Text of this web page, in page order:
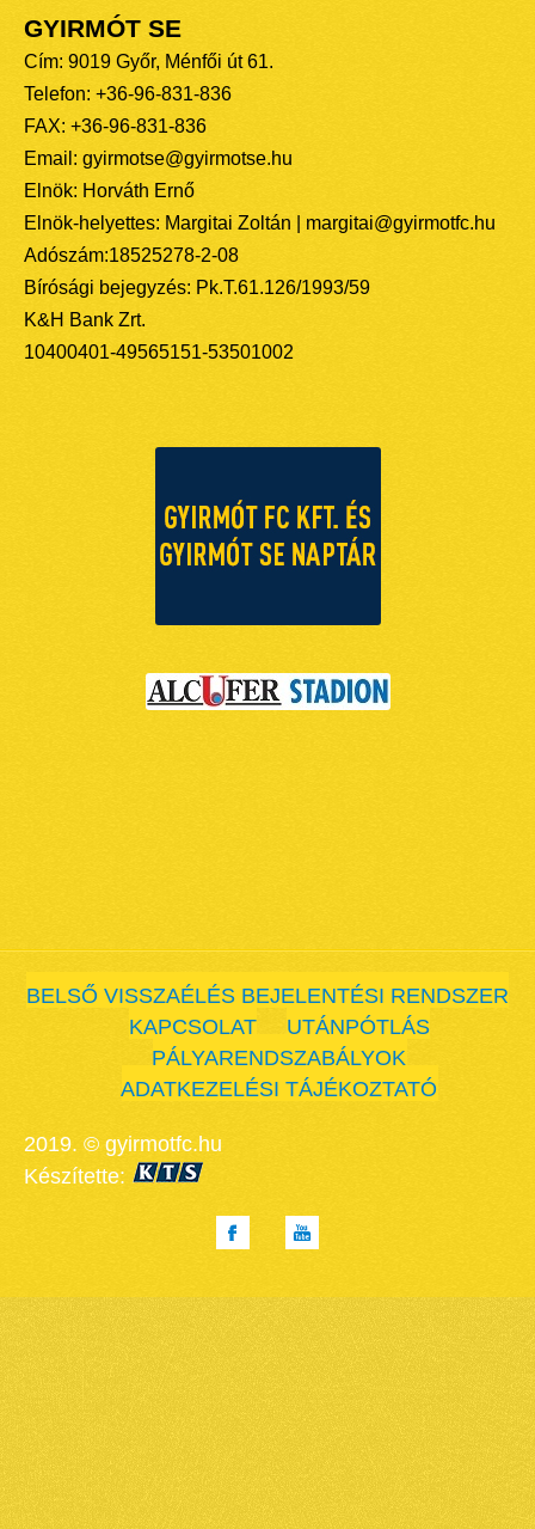
GYIRMÓT SE
Cím: 9019 Győr, Ménfői út 61.
Telefon: +36-96-831-836
FAX: +36-96-831-836
Email: gyirmotse@gyirmotse.hu
Elnök: Horváth Ernő
Elnök-helyettes: Margitai Zoltán | margitai@gyirmotfc.hu
Adószám:18525278-2-08
Bírósági bejegyzés: Pk.T.61.126/1993/59
K&H Bank Zrt.
10400401-49565151-53501002
BELSŐ VISSZAÉLÉS BEJELENTÉSI RENDSZER
KAPCSOLAT
UTÁNPÓTLÁS
PÁLYARENDSZABÁLYOK
ADATKEZELÉSI TÁJÉKOZTATÓ
2019. © gyirmotfc.hu
Készítette: